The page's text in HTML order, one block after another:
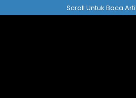
ke
Scroll Untuk Baca